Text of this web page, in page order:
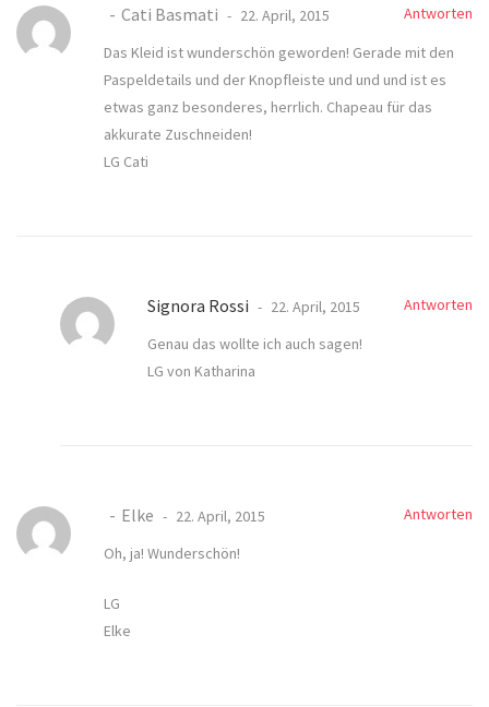
Cati Basmati 22. April, 2015
Antworten
Das Kleid ist wunderschön geworden! Gerade mit den
Paspeldetails und der Knopfleiste und und und ist es
etwas ganz besonderes, herrlich. Chapeau für das
akkurate Zuschneiden!
LG Cati
Signora Rossi 22. April, 2015
Antworten
Genau das wollte ich auch sagen!
LG von Katharina
Elke 22. April, 2015
Antworten
Oh, ja! Wunderschön!
LG
Elke